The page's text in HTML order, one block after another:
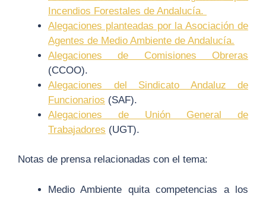
Incendios Forestales de Andalucía.
Alegaciones planteadas por la Asociación de
Agentes de Medio Ambiente de Andalucía.
Alegaciones de Comisiones Obreras
(CCOO).
Alegaciones del Sindicato Andaluz de
Funcionarios (SAF).
Alegaciones de Unión General de
Trabajadores (UGT).
Notas de prensa relacionadas con el tema:
Medio Ambiente quita competencias a los